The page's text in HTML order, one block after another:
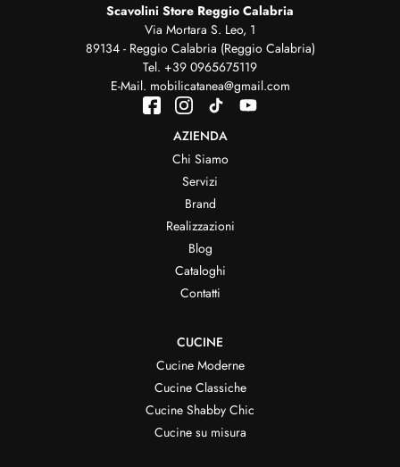
Scavolini Store Reggio Calabria
Via Mortara S. Leo, 1
89134 - Reggio Calabria (Reggio Calabria)
Tel. +39 0965675119
E-Mail. mobilicatanea@gmail.com
AZIENDA
Chi Siamo
Servizi
Brand
Realizzazioni
Blog
Cataloghi
Contatti
CUCINE
Cucine Moderne
Cucine Classiche
Cucine Shabby Chic
Cucine su misura